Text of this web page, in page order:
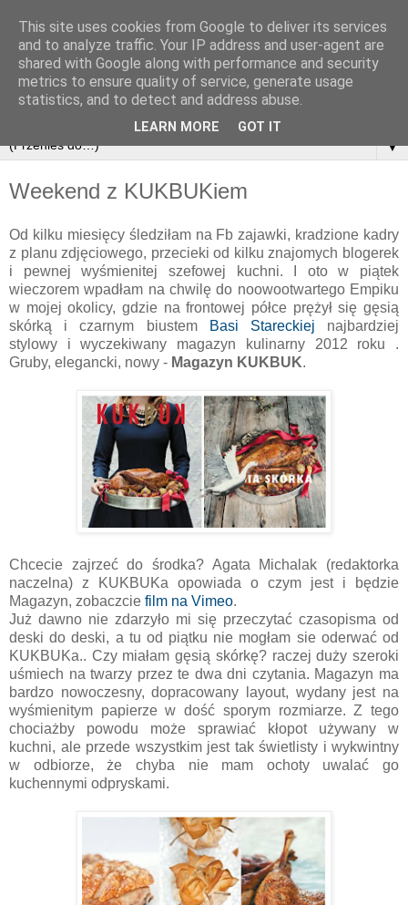
▼
Weekend z KUKBUKiem
Od kilku miesięcy śledziłam na Fb zajawki, kradzione kadry
z planu zdjęciowego, przecieki od kilku znajomych blogerek
i pewnej wyśmienitej szefowej kuchni. I oto w piątek
wieczorem wpadłam na chwilę do noowootwartego Empiku
w mojej okolicy, gdzie na frontowej półce prężył się gęsią
skórką i czarnym biustem
Basi Stareckiej najbardziej
stylowy i wyczekiwany magazyn kulinarny 2012 roku .
Gruby, elegancki, nowy - Magazyn KUKBUK.
Chcecie zajrzeć do środka? Agata Michalak (redaktorka
naczelna) z KUKBUKa opowiada o czym jest i będzie
Magazyn, zobaczcie film na Vimeo.
Już dawno nie zdarzyło mi się przeczytać czasopisma od
deski do deski, a tu od piątku nie mogłam sie oderwać od
KUKBUKa.. Czy miałam gęsią skórkę? raczej duży szeroki
uśmiech na twarzy przez te dwa dni czytania. Magazyn ma
bardzo nowoczesny, dopracowany layout, wydany jest na
wyśmienitym papierze w dość sporym rozmiarze. Z tego
chociażby powodu może sprawiać kłopot używany w
kuchni, ale przede wszystkim jest tak świetlisty i wykwintny
w odbiorze, że chyba nie mam ochoty uwalać go
kuchennymi odpryskami.
This site uses cookies from Google to deliver its services
and to analyze traffic. Your IP address and user-agent are
shared with Google along with performance and security
metrics to ensure quality of service, generate usage
statistics, and to detect and address abuse.
LEARN MORE GOT IT